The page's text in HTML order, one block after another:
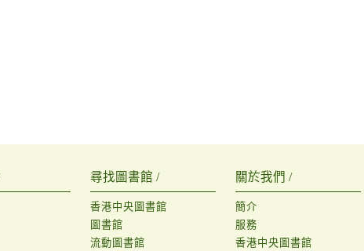
尋找圖書館 /
香港中央圖書館
圖書館
流動圖書館
關於我們 /
簡介
服務
香港中央圖書館